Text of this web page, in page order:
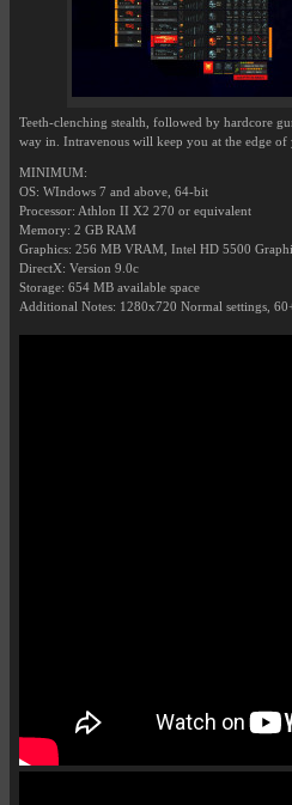
Teeth-clenching stealth, followed by hardcore
way in. Intravenous will keep you at the edge
MINIMUM:
OS: WIndows 7 and above, 64-bit
Processor: Athlon II X2 270 or equivalent
Memory: 2 GB RAM
Graphics: 256 MB VRAM, Intel HD 5500
DirectX: Version 9.0c
Storage: 654 MB available space
Additional Notes: 1280x720 Normal settings,